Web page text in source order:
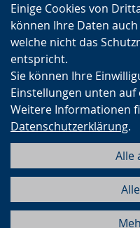
Einige Cookies von
können Ihre Daten
welche nicht das
entspricht.
Sie können Ihre
Einstellungen unten
Weitere Informationen
Datenschutzerklärung.
Alle